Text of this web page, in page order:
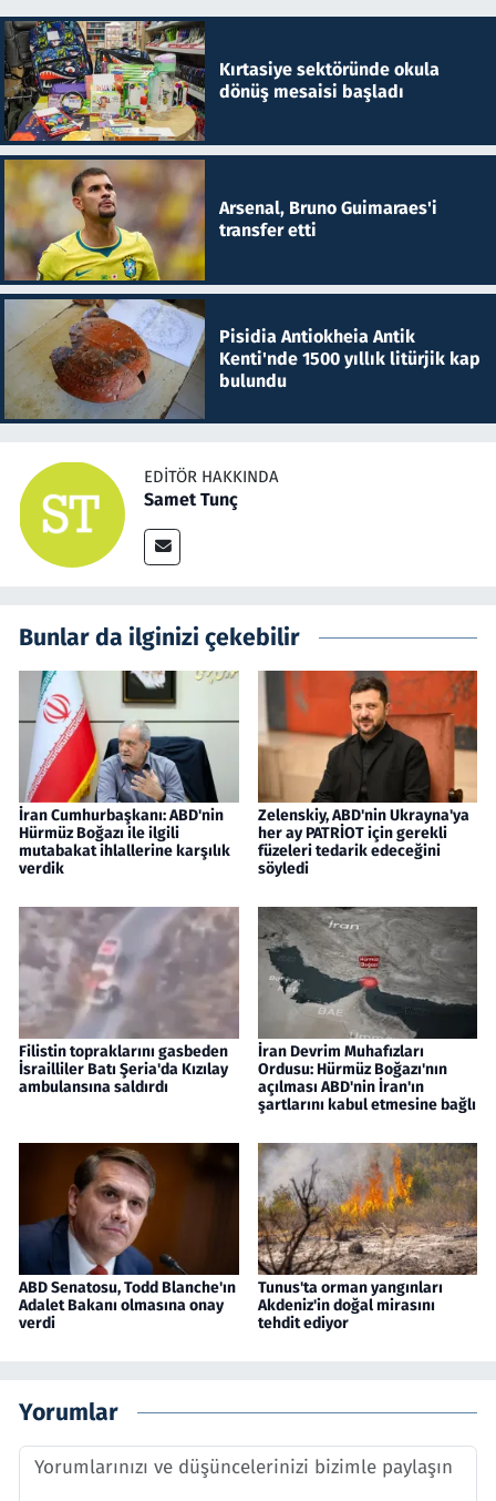
Kırtasiye sektöründe okula
dönüş mesaisi başladı
Arsenal, Bruno Guimaraes'i
transfer etti
Pisidia Antiokheia Antik
Kenti'nde 1500 yıllık litürjik kap
bulundu
EDITÖR HAKKINDA
Samet Tunç
Bunlar da ilginizi çekebilir
İran Cumhurbaşkanı: ABD'nin
Hürmüz Boğazı ile ilgili
mutabakat ihlallerine karşılık
verdik
Zelenskiy, ABD'nin Ukrayna'ya
her ay PATRİOT için gerekli
füzeleri tedarik edeceğini
söyledi
Filistin topraklarını gasbeden
İsrailliler Batı Şeria'da Kızılay
ambulansına saldırdı
İran Devrim Muhafızları
Ordusu: Hürmüz Boğazı'nın
açılması ABD'nin İran'ın
şartlarını kabul etmesine bağlı
ABD Senatosu, Todd Blanche'ın
Adalet Bakanı olmasına onay
verdi
Tunus'ta orman yangınları
Akdeniz'in doğal mirasını
tehdit ediyor
Yorumlar